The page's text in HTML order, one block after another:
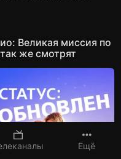
Ещё
Великая миссия по
же смотрят